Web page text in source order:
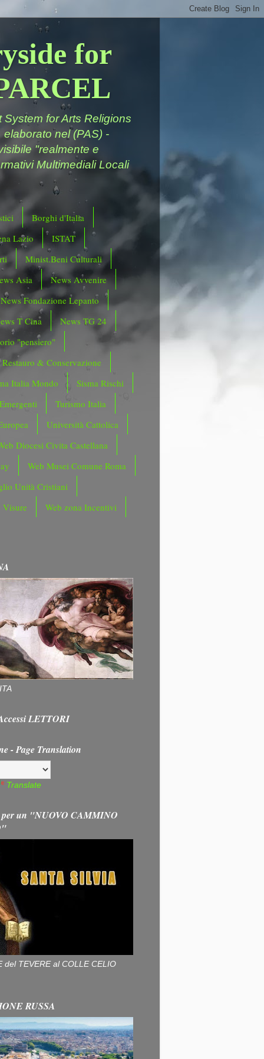
for
for Arts Religions
nel (PAS) -
"realmente e
Multimediali Locali
Borghi d'Italia
Lazio
ISTAT
Minist.Beni Culturali
Asia
News Avvenire
News Fondazione Lepanto
T Cina
News TG 24
"pensiero"
Restauro & Conservazione
Italia Mondo
Sisma Rischi
Turismo Italia
Università Cattolica
Diocesi Civita Castellana
Web Musei Comune Roma
Unità Cristiani
Visure
Web zona Incentivi
LETTORI
- Page Translation
Translate
per un "NUOVO CAMMINO
del TEVERE al COLLE CELIO
RUSSA